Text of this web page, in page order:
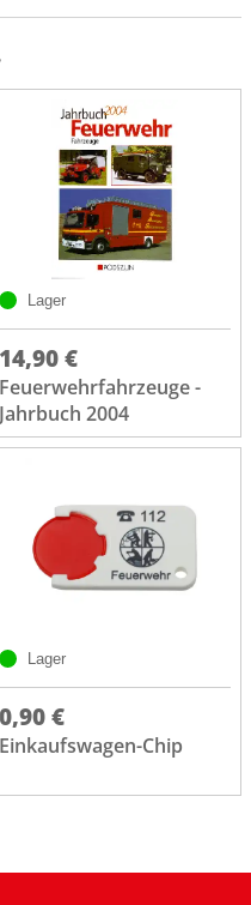
Lager
14,90 €
Feuerwehrfahrzeuge -
Jahrbuch 2004
Lager
0,90 €
Einkaufswagen-Chip